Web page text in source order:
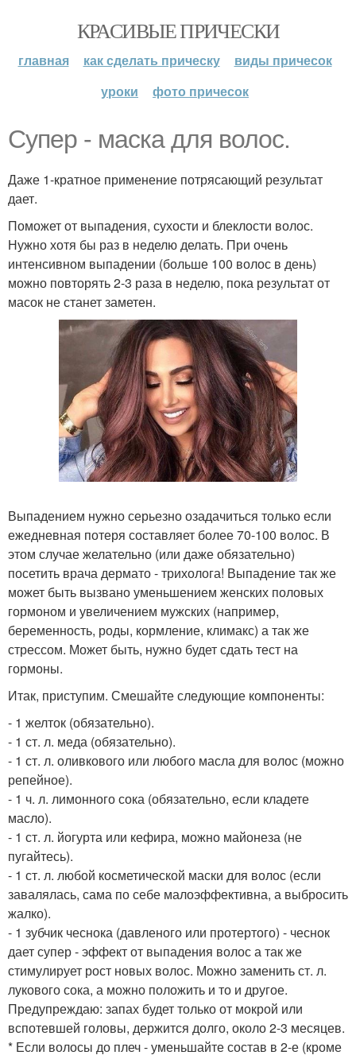
КРАСИВЫЕ ПРИЧЕСКИ
главная как сделать прическу
виды причесок
уроки
фото причесок
Супер - маска для волос.
Даже 1-кратное применение потрясающий результат
дает.
Поможет от выпадения, сухости и блеклости волос.
Нужно хотя бы раз в неделю делать. При очень
интенсивном выпадении (больше 100 волос в день)
можно повторять 2-3 раза в неделю, пока результат от
масок не станет заметен.
Выпадением нужно серьезно озадачиться только если
ежедневная потеря составляет более 70-100 волос. В
этом случае желательно (или даже обязательно)
посетить врача дермато - трихолога! Выпадение так же
может быть вызвано уменьшением женских половых
гормоном и увеличением мужских (например,
беременность, роды, кормление, климакс) а так же
стрессом. Может быть, нужно будет сдать тест на
гормоны.
Итак, приступим. Смешайте следующие компоненты:
- 1 желток (обязательно).
- 1 ст. л. меда (обязательно).
- 1 ст. л. оливкового или любого масла для волос (можно
репейное).
- 1 ч. л. лимонного сока (обязательно, если кладете
масло).
- 1 ст. л. йогурта или кефира, можно майонеза (не
пугайтесь).
- 1 ст. л. любой косметической маски для волос (если
завалялась, сама по себе малоэффективна, а выбросить
жалко).
- 1 зубчик чеснока (давленого или протертого) - чеснок
дает супер - эффект от выпадения волос а так же
стимулирует рост новых волос. Можно заменить ст. л.
лукового сока, а можно положить и то и другое.
Предупреждаю: запах будет только от мокрой или
вспотевшей головы, держится долго, около 2-3 месяцев.
* Если волосы до плеч - уменьшайте состав в 2-е (кроме